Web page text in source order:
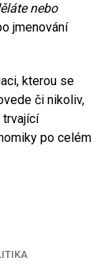
nebo
jmenování
kterou se
či nikoliv,
trvající
po celém